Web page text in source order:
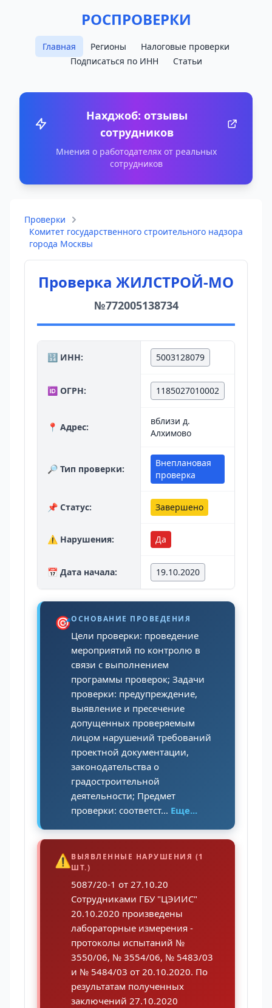
РОСПРОВЕРКИ
Главная Регионы
Налоговые проверки
Подписаться по ИНН
Статьи
Нахджоб: отзывы
сотрудников
Мнения о работодателях от реальных
сотрудников
Проверки
Комитет государственного строительного надзора
города Москвы
Проверка ЖИЛСТРОЙ-МО
№772005138734
🔢 ИНН: 5003128079
🆔 ОГРН: 1185027010002
📍 Адрес:
вблизи д.
Алхимово
🔎 Тип проверки:
Внеплановая
проверка
📌 Статус: Завершено
⚠️ Нарушения: Да
📅 Дата начала: 19.10.2020
🎯ОСНОВАНИЕ ПРОВЕДЕНИЯ
Цели проверки: проведение
мероприятий по контролю в
связи с выполнением
программы проверок; Задачи
проверки: предупреждение,
выявление и пресечение
допущенных проверяемым
лицом нарушений требований
проектной документации,
законодательства о
градостроительной
деятельности; Предмет
проверки: соответст... Еще...
⚠️ВЫЯВЛЕННЫЕ НАРУШЕНИЯ (1
ШТ.)
5087/20-1 от 27.10.20
Сотрудниками ГБУ "ЦЭИИС"
20.10.2020 произведены
лабораторные измерения -
протоколы испытаний №
3550/06, № 3554/06, № 5483/03
и № 5484/03 от 20.10.2020. По
результатам полученных
заключений 27.10.2020